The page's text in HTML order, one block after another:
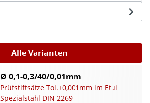
Alle Varianten
Ø 0,1-0,3/40/0,01mm
Prüfstiftsätze Tol.±0,001mm im Etui
Spezialstahl DIN 2269